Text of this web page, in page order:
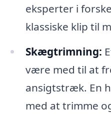
eksperter i
klassiske klip til
Skægtrimning:
være med til at
ansigtstræk. En
med at trimme